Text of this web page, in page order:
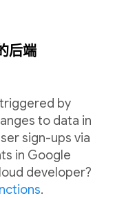
后端
by
to data in
sign-ups via
in Google
developer?
.